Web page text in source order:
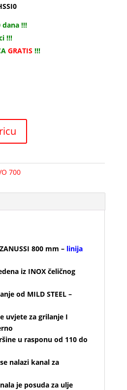
dana !!!
!!!
GRATIS !!!
700
800 mm – linija
iz INOX čeličnog
od MILD STEEL –
uvjete za grilanje I
u rasponu od 110 do
nalazi kanal za
je posuda za ulje